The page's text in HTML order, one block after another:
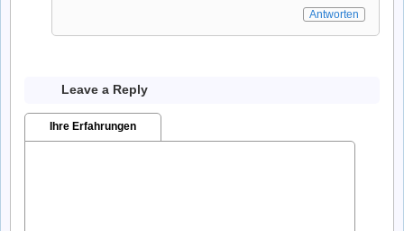
Antworten
Leave a Reply
Ihre Erfahrungen